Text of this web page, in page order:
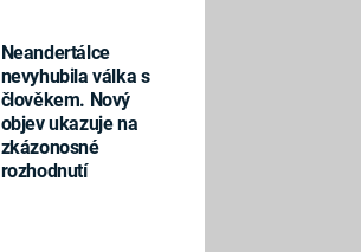
Neandertálce
nevyhubila válka s
člověkem. Nový
objev ukazuje na
zkázonosné
rozhodnutí